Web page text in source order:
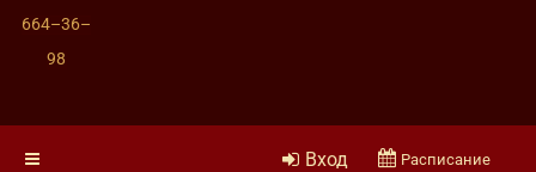
664–36–
98
Вход Расписание